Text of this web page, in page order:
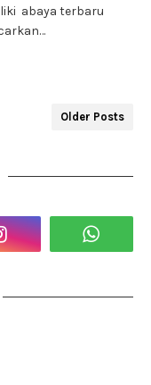
abaya terbaru
Older Posts